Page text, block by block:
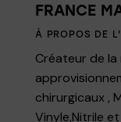
FRANCE
À PROPOS DE
Créateur de la
chirurgicaux ,
Vinyle,Nitrile et